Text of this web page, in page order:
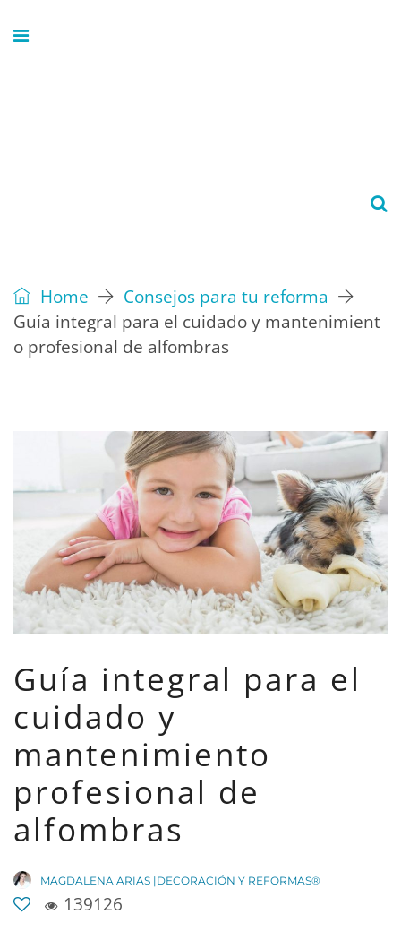
Home
Consejos para tu reforma
Guía integral para el cuidado y mantenimient
o profesional de alfombras
Guía integral para el
cuidado y
mantenimiento
profesional de
alfombras
MAGDALENA ARIAS |DECORACIÓN Y REFORMAS®
139126